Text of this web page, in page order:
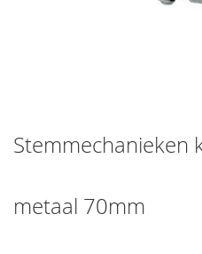
Stemmechanieken
metaal 70mm
to
the
the